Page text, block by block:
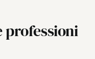
professioni